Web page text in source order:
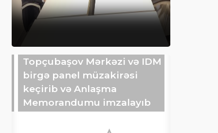
Topçubaşov Mərkəzi və IDM
birgə panel müzakirəsi
keçirib və Anlaşma
Memorandumu imzalayıb